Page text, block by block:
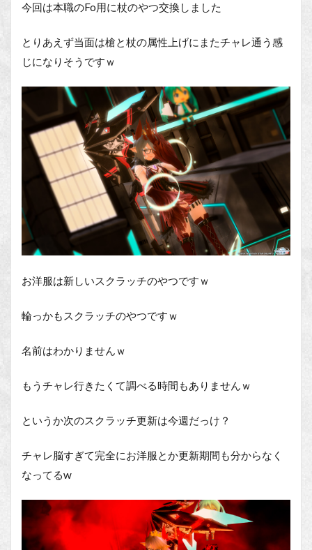
今回は本職のFo用に杖のやつ交換しました
とりあえず当面は槍と杖の属性上げにまたチャレ通う感
じになりそうですｗ
お洋服は新しいスクラッチのやつですｗ
輪っかもスクラッチのやつですｗ
名前はわかりませんｗ
もうチャレ行きたくて調べる時間もありませんｗ
というか次のスクラッチ更新は今週だっけ？
チャレ脳すぎて完全にお洋服とか更新期間も分からなく
なってるw